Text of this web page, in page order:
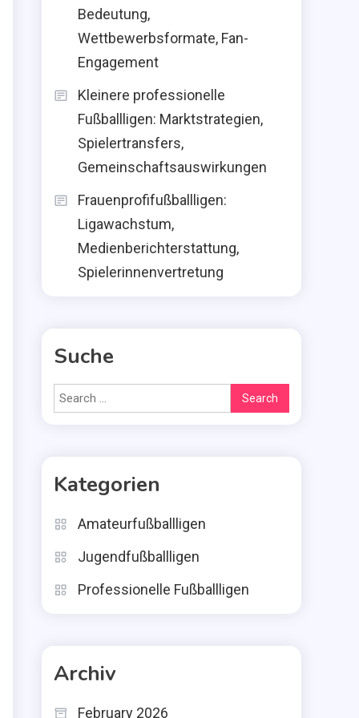
Bedeutung,
Wettbewerbsformate, Fan-
Engagement
Kleinere professionelle
Fußballligen: Marktstrategien,
Spielertransfers,
Gemeinschaftsauswirkungen
Frauenprofifußballligen:
Ligawachstum,
Medienberichterstattung,
Spielerinnenvertretung
Suche
Search
for:
Kategorien
Amateurfußballligen
Jugendfußballligen
Professionelle Fußballligen
Archiv
February 2026